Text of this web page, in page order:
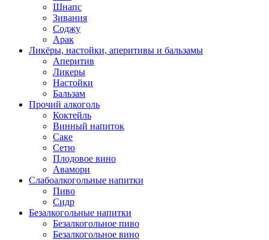
Шнапс
Зивания
Соджу
Арак
Ликёры, настойки, аперитивы и бальзамы
Аперитив
Ликеры
Настойки
Бальзам
Прочий алкоголь
Коктейль
Винный напиток
Саке
Сетю
Плодовое вино
Авамори
Слабоалкогольные напитки
Пиво
Сидр
Безалкогольные напитки
Безалкогольное пиво
Безалкогольное вино